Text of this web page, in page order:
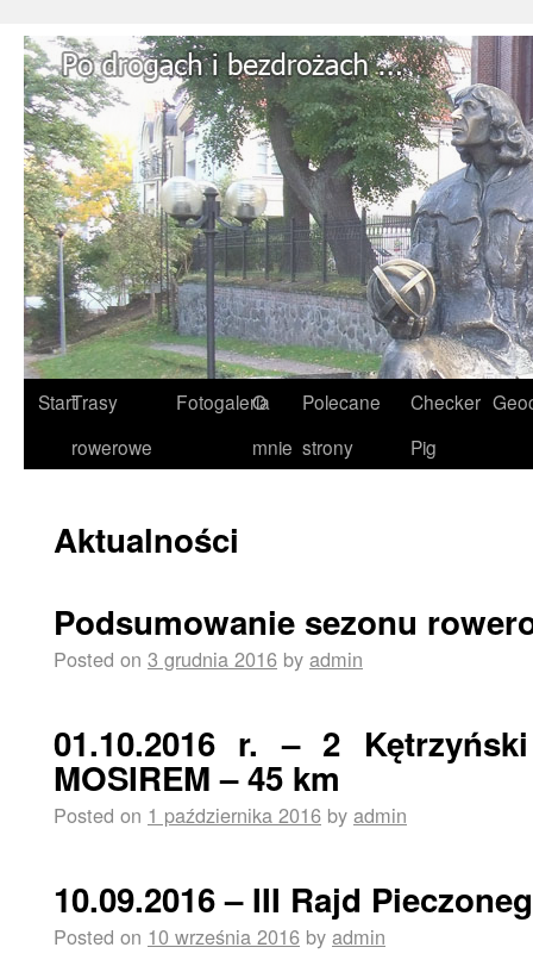
StartTrasy
rowerowe
Fotogaleria
O
mnie
Polecane
strony
Checker
Pig
Aktualności
Podsumowanie sezonu
Posted on 3 grudnia 2016 by admin
01.10.2016 r. – 2
MOSIREM – 45 km
Posted on 1 października 2016 by admin
10.09.2016 – III Rajd
Posted on 10 września 2016 by admin